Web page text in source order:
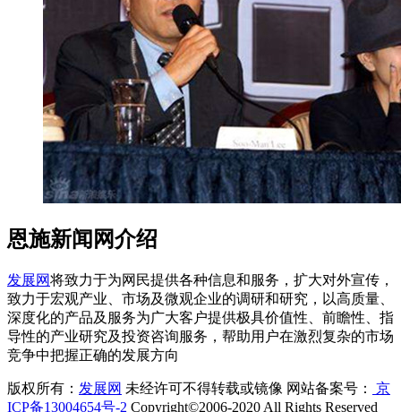
恩施新闻网介绍
发展网将致力于为网民提供各种信息和服务，扩大对外宣传，
致力于宏观产业、市场及微观企业的调研和研究，以高质量、
深度化的产品及服务为广大客户提供极具价值性、前瞻性、指
导性的产业研究及投资咨询服务，帮助用户在激烈复杂的市场
竞争中把握正确的发展方向
版权所有： 发展网 未经许可不得转载或镜像 网站备案号：
京
ICP备13004654号-2 Copyright©2006-2020 All Rights Reserved